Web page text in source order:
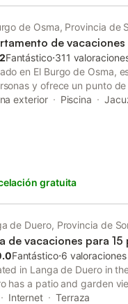
de Osma, Provincia de
de
Fantástico⋅311
en El Burgo de Osma,
y ofrece un punto
en la planta baja y
con un comedor y
y zona de picnic.
de agua salada, que
La zona de la
privado
El alojamiento se
con un mostrador de
exterior Piscina
gratuita
de Duero, Provincia de
de vacaciones para 15
Fantástico⋅6 valoraciones
in Langa de Duero in
has a patio and garden
tennis, and free WiFi.
Internet Terraza